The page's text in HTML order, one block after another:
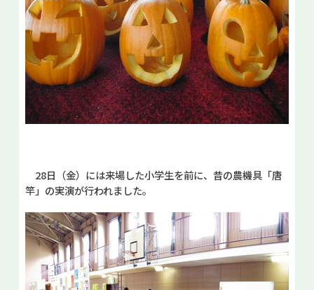
28日（金）には来場した小学生を前に、昔の農機具「唐
竿」の実演が行われました。